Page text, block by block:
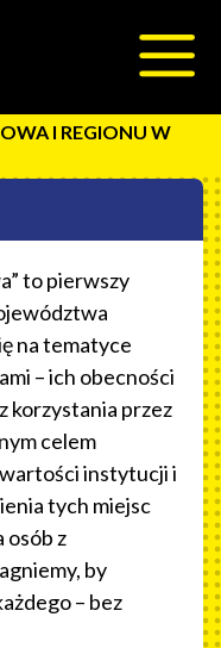
I REGIONU W
to pierwszy
na tematyce
– ich obecności
korzystania przez
celem
instytucji i
tych miejsc
osób z
by
– bez